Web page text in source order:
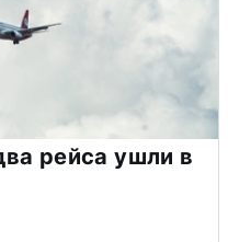
рейса ушли в